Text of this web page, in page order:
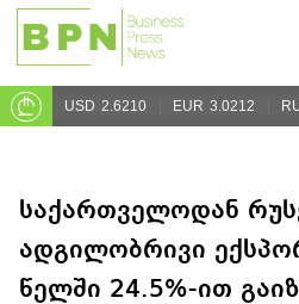
USD 2.6210 EUR 3.0212
საქართველოდან
ადგილობრივი
წელში 24.5%-ით